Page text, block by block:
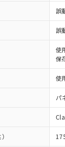
誤
誤
使
保
使
パ
納期状況および標
取引先、またはお
制御機器販売店・
ン制御機器販売店
販売ネットワーク
況および標準価格
いようお願いしま
ーツ機能（部品リス
ご利用いただくに
ズにご登録されて
） 1000ppm以下、フ
以下、フタル酸ジ
で産業用監視および制御
類の４物質については
いことを確認しています
り替え状況などに
ことがあります。
ブチル) : 1000ppm、
、 BBP(フタル酸
物質（10物質）
ることを示します
の使用状況下に
いし、環境に深
数を意味します。
です。当社販売
砕するなど、違法
必要な手段を講じ
貴社製品を、核兵器
学兵器、生物兵器
びにこれらの製造
、貴社製品を第三
、上記1、2および
者に通知します。
および販売に係わ
するおそれがある
庫なし(最新の在庫
ては、お客様のお
はお客様担当のオ
器販売店・当社販
注生産機種、また在
報を公開していな